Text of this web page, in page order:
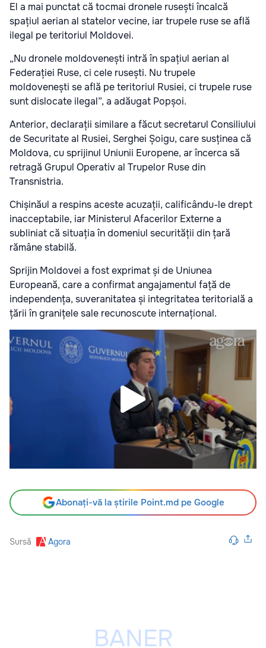
El a mai punctat că tocmai dronele rusești încalcă
spațiul aerian al statelor vecine, iar trupele ruse se află
ilegal pe teritoriul Moldovei.
„Nu dronele moldovenești intră în spațiul aerian al
Federației Ruse, ci cele rusești. Nu trupele
moldovenești se află pe teritoriul Rusiei, ci trupele ruse
sunt dislocate ilegal”, a adăugat Popșoi.
Anterior, declarații similare a făcut secretarul Consiliului
de Securitate al Rusiei, Serghei Șoigu, care susținea că
Moldova, cu sprijinul Uniunii Europene, ar încerca să
retragă Grupul Operativ al Trupelor Ruse din
Transnistria.
Chișinăul a respins aceste acuzații, calificându-le drept
inacceptabile, iar Ministerul Afacerilor Externe a
subliniat că situația în domeniul securității din țară
rămâne stabilă.
Sprijin Moldovei a fost exprimat și de Uniunea
Europeană, care a confirmat angajamentul față de
independența, suveranitatea și integritatea teritorială a
țării în granițele sale recunoscute internațional.
Abonați-vă la știrile Point.md pe Google
Sursă Agora